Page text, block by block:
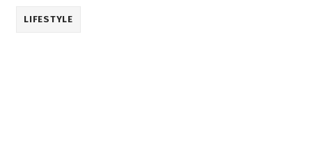
LIFESTYLE